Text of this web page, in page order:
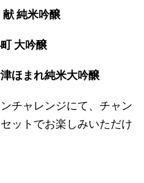
献 純米吟醸
大吟醸
ほまれ純米大吟醸
チャレンジにて、チャン
ットでお楽しみいただけ